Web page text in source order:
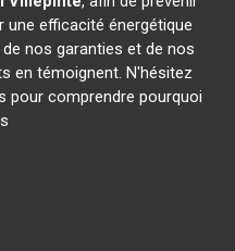
une efficacité énergétique
nos garanties et de nos
en témoignent. N'hésitez
pour comprendre pourquoi